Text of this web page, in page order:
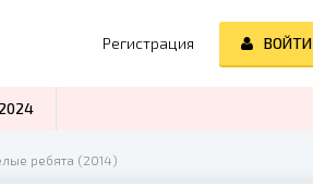
ребята (2014)
Регистрация ВОЙТИ